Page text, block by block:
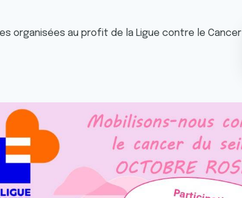
organisées au profit de la Ligue contre le Cancer